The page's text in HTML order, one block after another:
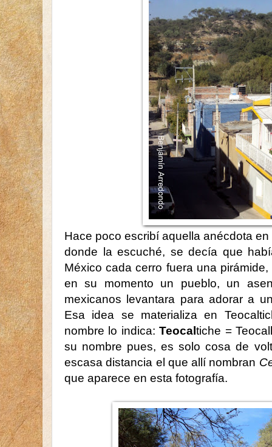
Hace poco escribí aquella anécdota
donde la escuché, se decía que
México cada cerro fuera una
en su momento un pueblo, un
mexicanos levantara para adorar a
Esa idea se materializa en
nombre lo indica:Teocaltiche =
su nombre pues, es solo cosa de
escasa distancia el que allí nombran
que aparece en esta fotografía.